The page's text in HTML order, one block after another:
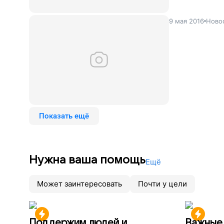
9 мая 2016
Показать ещё
Нужна ваша помощьЕщё
Может заинтересовать Почти у цели